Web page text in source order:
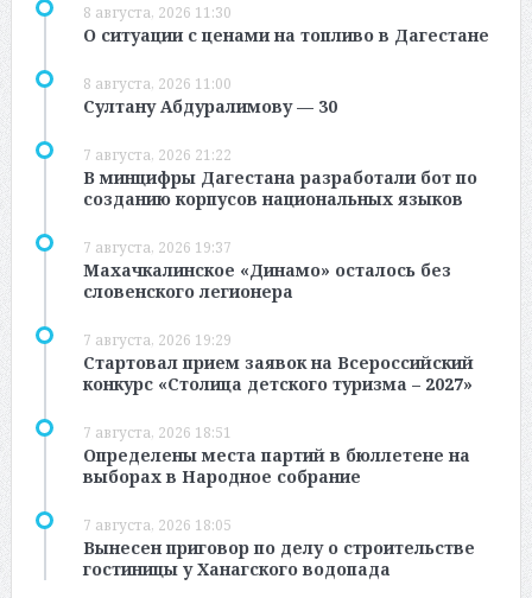
8 августа, 2026 11:30
О ситуации с ценами на топливо в Дагестане
8 августа, 2026 11:00
Султану Абдуралимову — 30
7 августа, 2026 21:22
В минцифры Дагестана разработали бот по
созданию корпусов национальных языков
7 августа, 2026 19:37
Махачкалинское «Динамо» осталось без
словенского легионера
7 августа, 2026 19:29
Стартовал прием заявок на Всероссийский
конкурс «Столица детского туризма – 2027»
7 августа, 2026 18:51
Определены места партий в бюллетене на
выборах в Народное собрание
7 августа, 2026 18:05
Вынесен приговор по делу о строительстве
гостиницы у Ханагского водопада